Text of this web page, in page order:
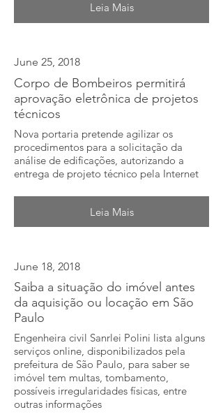
Leia Mais
June 25, 2018
Corpo de Bombeiros permitirá
aprovação eletrônica de projetos
técnicos
Nova portaria pretende agilizar os
procedimentos para a solicitação da
análise de edificações, autorizando a
entrega de projeto técnico pela Internet
Leia Mais
June 18, 2018
Saiba a situação do imóvel antes
da aquisição ou locação em São
Paulo
Engenheira civil Sanrlei Polini lista alguns
serviços online, disponibilizados pela
prefeitura de São Paulo, para saber se
imóvel tem multas, tombamento,
possíveis irregularidades físicas, entre
outras informações